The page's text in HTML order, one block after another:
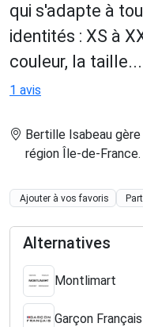
qui s'adapte à
identités : XS à
couleur, la taille...
1 avis
Bertille Isabeau
région Île-de-France.
Ajouter à vos favoris
Alternatives
Montlimart
Garçon Français